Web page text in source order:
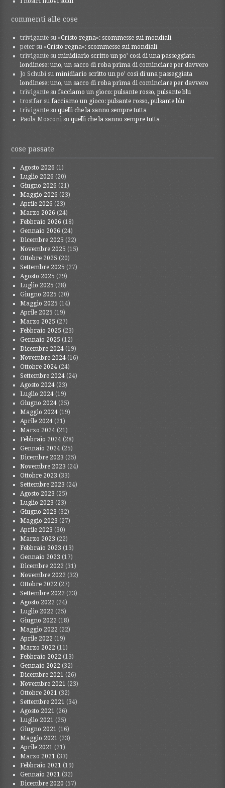
commenti alle cose
trivigante su «Cristo regna»: scommesse sui mondiali
peter su «Cristo regna»: scommesse sui mondiali
trivigante suminidiario scritto un po’ così di una passeggiata
londinese: uno, un sacco di roba prima di cominciare per davvero
Jo Schubi suminidiario scritto un po’ così di una passeggiata
londinese: uno, un sacco di roba prima di cominciare per davvero
trivigante sufacciamo un gioco: pulsante rosso, pulsante blu
trostfar sufacciamo un gioco: pulsante rosso, pulsante blu
trivigante suquelli che la sanno sempre tutta
Paola Mosconi suquelli che la sanno sempre tutta
cose passate
Agosto 2026 (1)
Luglio 2026 (20)
Giugno 2026 (21)
Maggio 2026 (23)
Aprile 2026 (23)
Marzo 2026 (24)
Febbraio 2026 (18)
Gennaio 2026 (24)
Dicembre 2025 (22)
Novembre 2025 (15)
Ottobre 2025 (20)
Settembre 2025 (27)
Agosto 2025 (29)
Luglio 2025 (28)
Giugno 2025 (20)
Maggio 2025 (14)
Aprile 2025 (19)
Marzo 2025 (27)
Febbraio 2025 (23)
Gennaio 2025 (12)
Dicembre 2024 (19)
Novembre 2024 (16)
Ottobre 2024 (24)
Settembre 2024 (24)
Agosto 2024 (23)
Luglio 2024 (19)
Giugno 2024 (25)
Maggio 2024 (19)
Aprile 2024 (21)
Marzo 2024 (21)
Febbraio 2024 (28)
Gennaio 2024 (25)
Dicembre 2023 (25)
Novembre 2023 (24)
Ottobre 2023 (33)
Settembre 2023 (24)
Agosto 2023 (25)
Luglio 2023 (23)
Giugno 2023 (32)
Maggio 2023 (27)
Aprile 2023 (30)
Marzo 2023 (22)
Febbraio 2023 (13)
Gennaio 2023 (17)
Dicembre 2022 (31)
Novembre 2022 (32)
Ottobre 2022 (27)
Settembre 2022 (23)
Agosto 2022 (24)
Luglio 2022 (25)
Giugno 2022 (18)
Maggio 2022 (22)
Aprile 2022 (19)
Marzo 2022 (11)
Febbraio 2022 (13)
Gennaio 2022 (32)
Dicembre 2021 (26)
Novembre 2021 (23)
Ottobre 2021 (32)
Settembre 2021 (34)
Agosto 2021 (26)
Luglio 2021 (25)
Giugno 2021 (16)
Maggio 2021 (23)
Aprile 2021 (21)
Marzo 2021 (33)
Febbraio 2021 (19)
Gennaio 2021 (32)
Dicembre 2020 (57)